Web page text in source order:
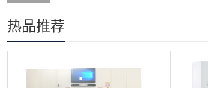
热品推荐